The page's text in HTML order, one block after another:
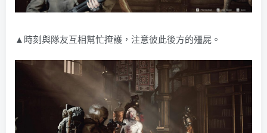
▲時刻與隊友互相幫忙掩護，注意彼此後方的殭屍。